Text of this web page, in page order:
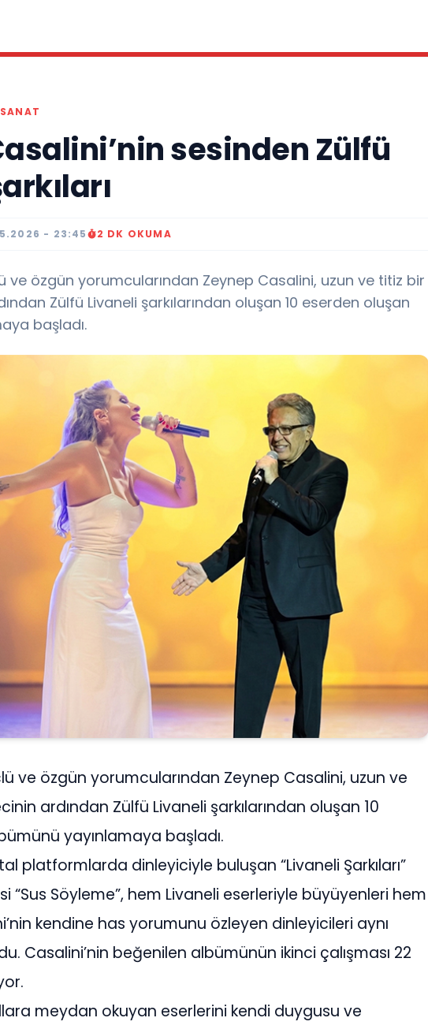
sesinden Zülfü
- 23:45 2 DK OKUMA
ve özgün yorumcularından Zeynep Casalini, uzun ve titiz bir
Zülfü Livaneli şarkılarından oluşan 10 eserden oluşan
başladı.
ve özgün yorumcularından Zeynep Casalini, uzun ve
ardından Zülfü Livaneli şarkılarından oluşan 10
yayınlamaya başladı.
platformlarda dinleyiciyle buluşan “Livaneli Şarkıları”
“Sus Söyleme”, hem Livaneli eserleriyle büyüyenleri hem
kendine has yorumunu özleyen dinleyicileri aynı
Casalini’nin beğenilen albümünün ikinci çalışması 22
meydan okuyan eserlerini kendi duygusu ve